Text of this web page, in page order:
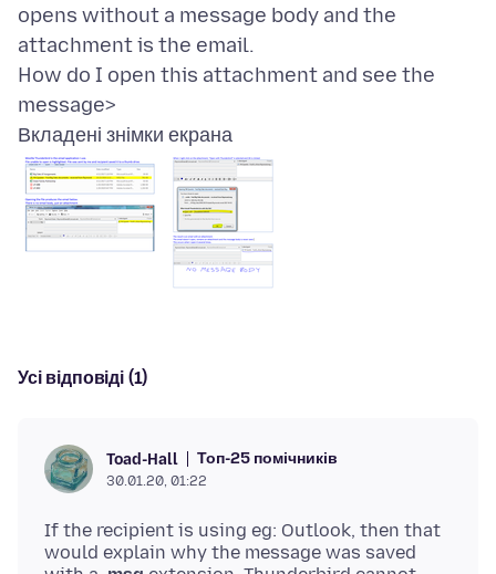
opens without a message body and the
attachment is the email.
How do I open this attachment and see the
Вкладені знімки екрана
Усі відповіді (1)
Toad-Hall Топ-25 помічників
30.01.20, 01:22
If the recipient is using eg: Outlook, then that
would explain why the message was saved